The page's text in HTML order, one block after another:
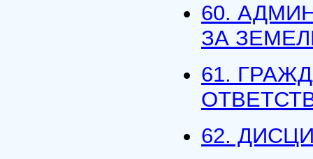
60.
ЗА
61.
62.